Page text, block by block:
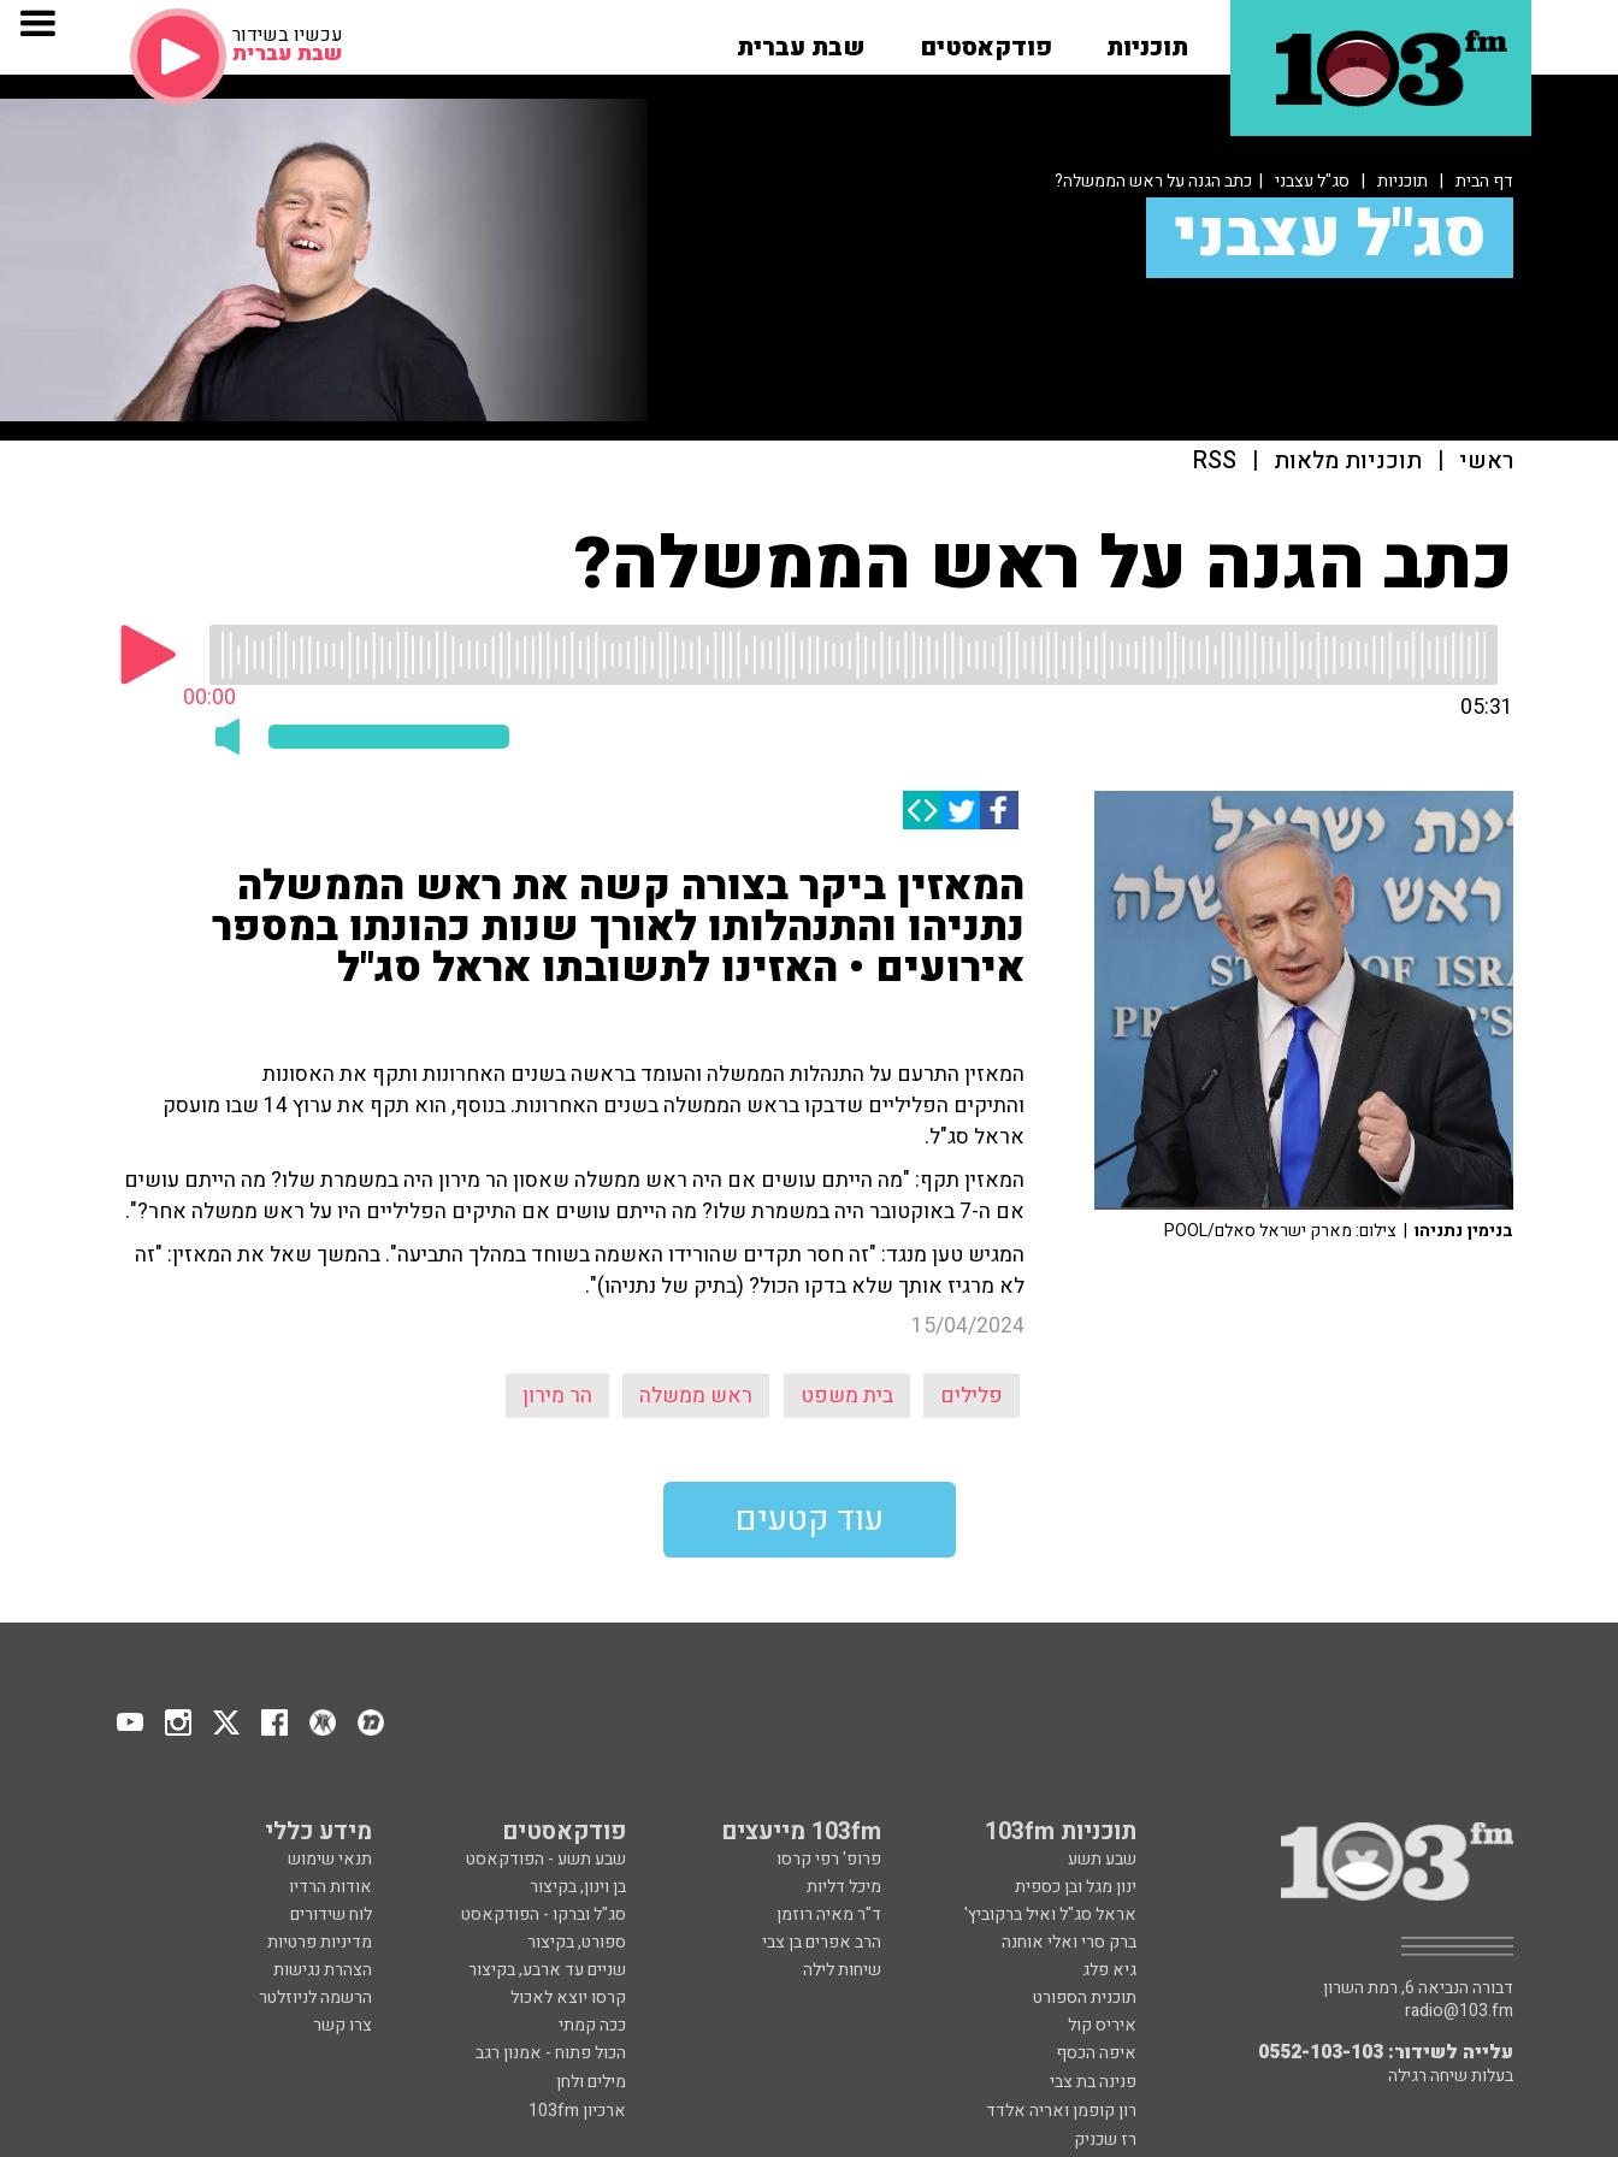
תוכניות פודקאסטים שבת עברית עכשיו בשידור
שבת עברית
דף הבית | תוכניות | סג"ל עצבני | כתב הגנה על ראש הממשלה?
סג"ל עצבני
ראשי | תוכניות מלאות |
RSS
כתב הגנה על ראש הממשלה?
00:00 05:31
המאזין ביקר בצורה קשה את ראש הממשלה
נתניהו והתנהלותו לאורך שנות כהונתו במספר
אירועים • האזינו לתשובתו אראל סג"ל
המאזין התרעם על התנהלות הממשלה והעומד בראשה בשנים האחרונות ותקף את האסונות
והתיקים הפליליים שדבקו בראש הממשלה בשנים האחרונות. בנוסף, הוא תקף את ערוץ 14 שבו מועסק
אראל סג"ל.
המאזין תקף: "מה הייתם עושים אם היה ראש ממשלה שאסון הר מירון היה במשמרת שלו? מה הייתם עושים
אם ה-7 באוקטובר היה במשמרת שלו? מה הייתם עושים אם התיקים הפליליים היו על ראש ממשלה אחר?".
המגיש טען מנגד: "זה חסר תקדים שהורידו האשמה בשוחד במהלך התביעה". בהמשך שאל את המאזין: "זה
לא מרגיז אותך שלא בדקו הכול? (בתיק של נתניהו)".
15/04/2024
פלילים בית משפט ראש ממשלה הר מירון
בנימין נתניהו | צילום: מארק ישראל סאלם/POOL
עוד קטעים
תוכניות 103fm 103fm מייעצים פודקאסטים מידע כללי
שבע תשע פרופ' רפי קרסו שבע תשע - הפודקאסט
תנאי שימוש
ינון מגל ובן כספית
מיכל דליות בן וינון, בקיצור
אודות הרדיו
אראל סג"ל ואיל ברקוביץ'
ד"ר מאיה רוזמן סג"ל וברקו - הפודקאסט
לוח שידורים
ברק סרי ואלי אוחנה
הרב אפרים בן צבי ספורט, בקיצור
מדיניות פרטיות
גיא פלג
שיחות לילה שניים עד ארבע, בקיצור
הצהרת נגישות
תוכנית הספורט
קרסו יוצא לאכול
הרשמה לניוזלטר
איריס קול
ככה קמתי
צרו קשר
איפה הכסף
הכול פתוח - אמנון רגב
פנינה בת צבי
מילים ולחן
רון קופמן ואריה אלדד
ארכיון 103fm
רז שכניק
דבורה הנביאה 6, רמת השרון
radio@103.fm
עלייה לשידור: 0552-103-103
בעלות שיחה רגילה